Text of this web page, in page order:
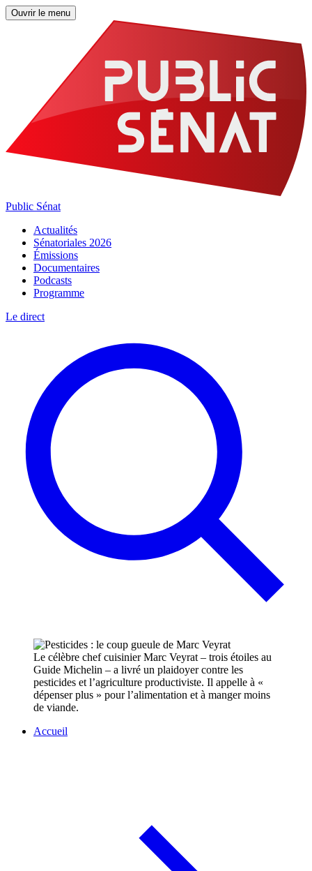
Ouvrir le menu
Public Sénat
Actualités
Sénatoriales 2026
Émissions
Documentaires
Podcasts
Programme
Le direct
Le célèbre chef cuisinier Marc Veyrat – trois étoiles au
Guide Michelin – a livré un plaidoyer contre les
pesticides et l’agriculture productiviste. Il appelle à «
dépenser plus » pour l’alimentation et à manger moins
de viande.
Accueil